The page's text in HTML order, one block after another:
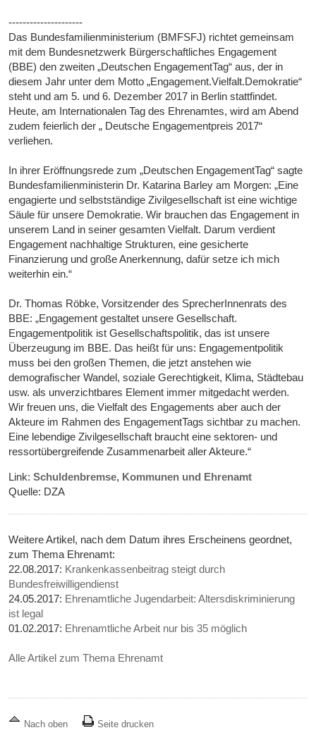
---------------------
Das Bundesfamilienministerium (BMFSFJ) richtet gemeinsam
mit dem Bundesnetzwerk Bürgerschaftliches Engagement
(BBE) den zweiten „Deutschen EngagementTag“ aus, der in
diesem Jahr unter dem Motto „Engagement.Vielfalt.Demokratie“
steht und am 5. und 6. Dezember 2017 in Berlin stattfindet.
Heute, am Internationalen Tag des Ehrenamtes, wird am Abend
zudem feierlich der „ Deutsche Engagementpreis 2017“
verliehen.
In ihrer Eröffnungsrede zum „Deutschen EngagementTag“ sagte
Bundesfamilienministerin Dr. Katarina Barley am Morgen: „Eine
engagierte und selbstständige Zivilgesellschaft ist eine wichtige
Säule für unsere Demokratie. Wir brauchen das Engagement in
unserem Land in seiner gesamten Vielfalt. Darum verdient
Engagement nachhaltige Strukturen, eine gesicherte
Finanzierung und große Anerkennung, dafür setze ich mich
weiterhin ein.“
Dr. Thomas Röbke, Vorsitzender des SprecherInnenrats des
BBE: „Engagement gestaltet unsere Gesellschaft.
Engagementpolitik ist Gesellschaftspolitik, das ist unsere
Überzeugung im BBE. Das heißt für uns: Engagementpolitik
muss bei den großen Themen, die jetzt anstehen wie
demografischer Wandel, soziale Gerechtigkeit, Klima, Städtebau
usw. als unverzichtbares Element immer mitgedacht werden.
Wir freuen uns, die Vielfalt des Engagements aber auch der
Akteure im Rahmen des EngagementTags sichtbar zu machen.
Eine lebendige Zivilgesellschaft braucht eine sektoren- und
ressortübergreifende Zusammenarbeit aller Akteure.“
Link:Schuldenbremse, Kommunen und Ehrenamt
Quelle: DZA
Weitere Artikel, nach dem Datum ihres Erscheinens geordnet,
zum Thema Ehrenamt:
22.08.2017: Krankenkassenbeitrag steigt durch
Bundesfreiwilligendienst
24.05.2017: Ehrenamtliche Jugendarbeit: Altersdiskriminierung
ist legal
01.02.2017: Ehrenamtliche Arbeit nur bis 35 möglich
Alle Artikel zum Thema Ehrenamt
Nach oben
Seite drucken